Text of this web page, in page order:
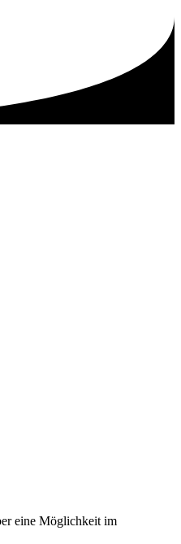
eine Möglichkeit im